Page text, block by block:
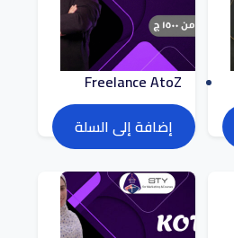
Freelance AtoZ
1.800EGP
1.200EGP
إضافة إلى السلة